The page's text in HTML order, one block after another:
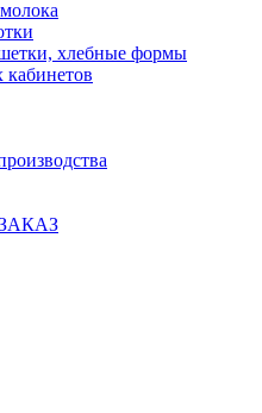
хлебные формы
ЗАКАЗ